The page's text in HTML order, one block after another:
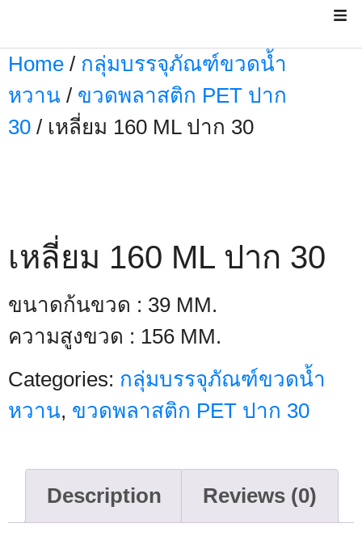
Home / กลุ่มบรรจุภัณฑ์ขวดน้ำ
หวาน / ขวดพลาสติก PET ปาก
30 / เหลี่ยม 160 ML ปาก 30
เหลี่ยม 160 ML ปาก 30
ขนาดก้นขวด : 39 MM.
ความสูงขวด : 156 MM.
Categories: กลุ่มบรรจุภัณฑ์ขวดน้ำ
หวาน, ขวดพลาสติก PET ปาก 30
Description Reviews (0)